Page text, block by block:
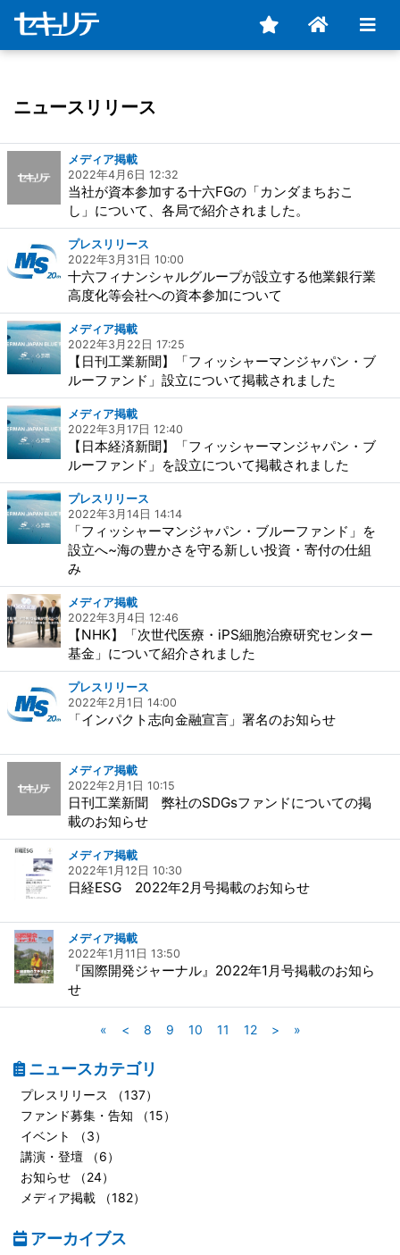
ニュースリリース
メディア掲載
2022年4月6日 12:32
当社が資本参加する十六FGの「カンダまちおこ
し」について、各局で紹介されました。
プレスリリース
2022年3月31日 10:00
十六フィナンシャルグループが設立する他業銀行業
高度化等会社への資本参加について
メディア掲載
2022年3月22日 17:25
【日刊工業新聞】「フィッシャーマンジャパン・ブ
ルーファンド」設立について掲載されました
メディア掲載
2022年3月17日 12:40
【日本経済新聞】「フィッシャーマンジャパン・ブ
ルーファンド」を設立について掲載されました
プレスリリース
2022年3月14日 14:14
「フィッシャーマンジャパン・ブルーファンド」を
設立へ~海の豊かさを守る新しい投資・寄付の仕組
み
メディア掲載
2022年3月4日 12:46
【NHK】「次世代医療・iPS細胞治療研究センター
基金」について紹介されました
プレスリリース
2022年2月1日 14:00
「インパクト志向金融宣言」署名のお知らせ
メディア掲載
2022年2月1日 10:15
日刊工業新聞 弊社のSDGsファンドについての掲
載のお知らせ
メディア掲載
2022年1月12日 10:30
日経ESG 2022年2月号掲載のお知らせ
メディア掲載
2022年1月11日 13:50
『国際開発ジャーナル』2022年1月号掲載のお知ら
せ
« < 8 9 10 11 12 > »
ニュースカテゴリ
プレスリリース （137）
ファンド募集・告知 （15）
イベント （3）
講演・登壇 （6）
お知らせ （24）
メディア掲載 （182）
アーカイブス